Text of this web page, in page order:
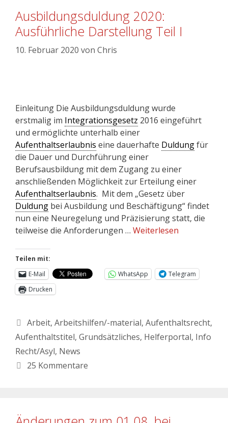
Ausbildungsduldung 2020:
Ausführliche Darstellung Teil I
10. Februar 2020 von Chris
Einleitung Die Ausbildungsduldung wurde
erstmalig im Integrationsgesetz 2016 eingeführt
und ermöglichte unterhalb einer
Aufenthaltserlaubnis eine dauerhafte Duldungfür
die Dauer und Durchführung einer
Berufsausbildung mit dem Zugang zu einer
anschließenden Möglichkeit zur Erteilung einer
Aufenthaltserlaubnis. Mit dem „Gesetz über
Duldung bei Ausbildung und Beschäftigung“ findet
nun eine Neuregelung und Präzisierung statt, die
teilweise die Anforderungen … Weiterlesen
Teilen mit:
E-Mail
WhatsApp
Telegram
Drucken
Arbeit, Arbeitshilfen/-material, Aufenthaltsrecht,
Aufenthaltstitel, Grundsätzliches, Helferportal, Info
Recht/Asyl, News
25 Kommentare